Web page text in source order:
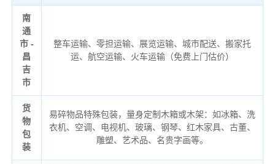
南
通
市 -
昌
吉
市
整车运输、零担运输、展览运输、城市配送、搬家托
运、航空运输、火车运输（免费上门估价）
货
物
包
装
易碎物品特殊包装，量身定制木箱或木架：如冰箱、洗
衣机、空调、电视机、玻璃、钢琴、红木家具、古董、
雕塑、艺术品、名贵字画等。